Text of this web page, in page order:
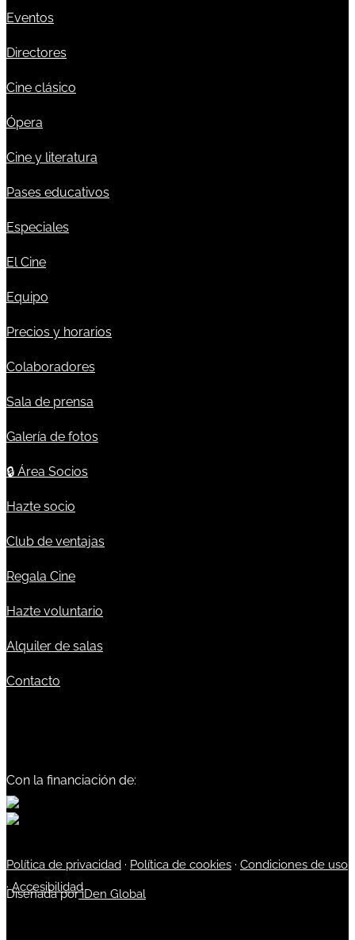
Eventos
Directores
Cine clásico
Ópera
Cine y literatura
Pases educativos
Especiales
El Cine
Equipo
Precios y horarios
Colaboradores
Sala de prensa
Galería de fotos
🔒 Área Socios
Hazte socio
Club de ventajas
Regala Cine
Hazte voluntario
Alquiler de salas
Contacto
Con la financiación de:
Política de privacidad · Política de cookies · Condiciones de uso
·Accesibilidad
Diseñada poriDen Global